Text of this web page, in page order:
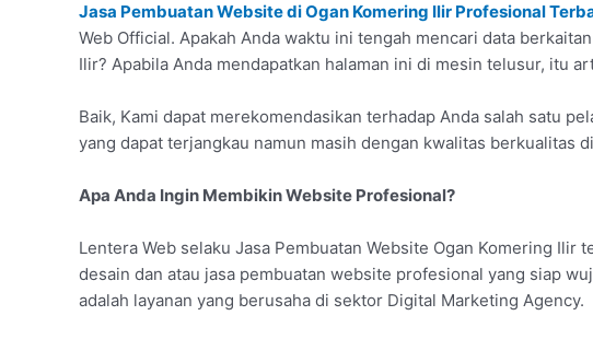
Jasa Pembuatan Website di Ogan Komering Ilir Profesional
Web Official. Apakah Anda waktu ini tengah mencari data
Ilir? Apabila Anda mendapatkan halaman ini di mesin telusur, itu
Baik, Kami dapat merekomendasikan terhadap Anda salah satu
yang dapat terjangkau namun masih dengan kwalitas berkualitas
Apa Anda Ingin Membikin Website Profesional?
Lentera Web selaku Jasa Pembuatan Website Ogan Komering Ilir
desain dan atau jasa pembuatan website profesional yang siap
adalah layanan yang berusaha di sektor Digital Marketing Agency.